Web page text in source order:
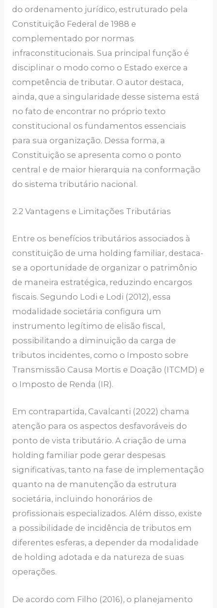
do ordenamento jurídico, estruturado pela
Constituição Federal de 1988 e
complementado por normas
infraconstitucionais. Sua principal função é
disciplinar o modo como o Estado exerce a
competência de tributar. O autor destaca,
ainda, que a singularidade desse sistema está
no fato de encontrar no próprio texto
constitucional os fundamentos essenciais
para sua organização. Dessa forma, a
Constituição se apresenta como o ponto
central e de maior hierarquia na conformação
do sistema tributário nacional.
2.2 Vantagens e Limitações Tributárias
Entre os benefícios tributários associados à
constituição de uma holding familiar, destaca-
se a oportunidade de organizar o patrimônio
de maneira estratégica, reduzindo encargos
fiscais. Segundo Lodi e Lodi (2012), essa
modalidade societária configura um
instrumento legítimo de elisão fiscal,
possibilitando a diminuição da carga de
tributos incidentes, como o Imposto sobre
Transmissão Causa Mortis e Doação (ITCMD) e
o Imposto de Renda (IR).
Em contrapartida, Cavalcanti (2022) chama
atenção para os aspectos desfavoráveis do
ponto de vista tributário. A criação de uma
holding familiar pode gerar despesas
significativas, tanto na fase de implementação
quanto na de manutenção da estrutura
societária, incluindo honorários de
profissionais especializados. Além disso, existe
a possibilidade de incidência de tributos em
diferentes esferas, a depender da modalidade
de holding adotada e da natureza de suas
operações.
De acordo com Filho (2016), o planejamento